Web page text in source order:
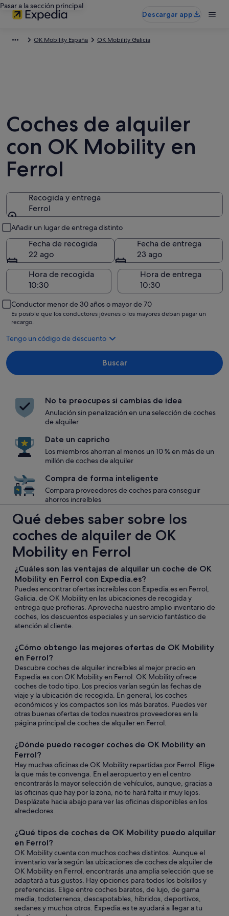
Pasar a la sección principal
Descargar app
OK Mobility España OK Mobility Galicia
Coches de alquiler
con OK Mobility en
Ferrol
Recogida y entrega
Ferrol
Añadir un lugar de entrega distinto
Fecha de recogida
22 ago
Fecha de entrega
23 ago
Hora de recogida
Hora de entrega
Conductor menor de 30 años o mayor de 70
Es posible que los conductores jóvenes o los mayores deban pagar un
recargo.
Tengo un código de descuento
Buscar
No te preocupes si cambias de idea
Anulación sin penalización en una selección de coches
de alquiler
Date un capricho
Los miembros ahorran al menos un 10 % en más de un
millón de coches de alquiler
Compra de forma inteligente
Compara proveedores de coches para conseguir
ahorros increíbles
Qué debes saber sobre los
coches de alquiler de OK
Mobility en Ferrol
¿Cuáles son las ventajas de alquilar un coche de OK
Mobility en Ferrol con Expedia.es?
Puedes encontrar ofertas increíbles con Expedia.es en Ferrol,
Galicia, de OK Mobility en las ubicaciones de recogida y
entrega que prefieras. Aprovecha nuestro amplio inventario de
coches, los descuentos especiales y un servicio fantástico de
atención al cliente.
¿Cómo obtengo las mejores ofertas de OK Mobility
en Ferrol?
Descubre coches de alquiler increíbles al mejor precio en
Expedia.es con OK Mobility en Ferrol. OK Mobility ofrece
coches de todo tipo. Los precios varían según las fechas de
viaje y la ubicación de recogida. En general, los coches
económicos y los compactos son los más baratos. Puedes ver
otras buenas ofertas de todos nuestros proveedores en la
página principal de coches de alquiler en Ferrol.
¿Dónde puedo recoger coches de OK Mobility en
Ferrol?
Hay muchas oficinas de OK Mobility repartidas por Ferrol. Elige
la que más te convenga. En el aeropuerto y en el centro
encontrarás la mayor selección de vehículos, aunque, gracias a
las oficinas que hay por la zona, no te hará falta ir muy lejos.
Desplázate hacia abajo para ver las oficinas disponibles en los
alrededores.
¿Qué tipos de coches de OK Mobility puedo alquilar
en Ferrol?
OK Mobility cuenta con muchos coches distintos. Aunque el
inventario varía según las ubicaciones de coches de alquiler de
OK Mobility en Ferrol, encontrarás una amplia selección que se
adaptará a tus gustos. Hay opciones para todos los bolsillos y
preferencias. Elige entre coches baratos, de lujo, de gama
media, todoterrenos, descapotables, híbridos, deportivos,
sedanes y muchos otros. Expedia.es te ayudará a llegar a tu